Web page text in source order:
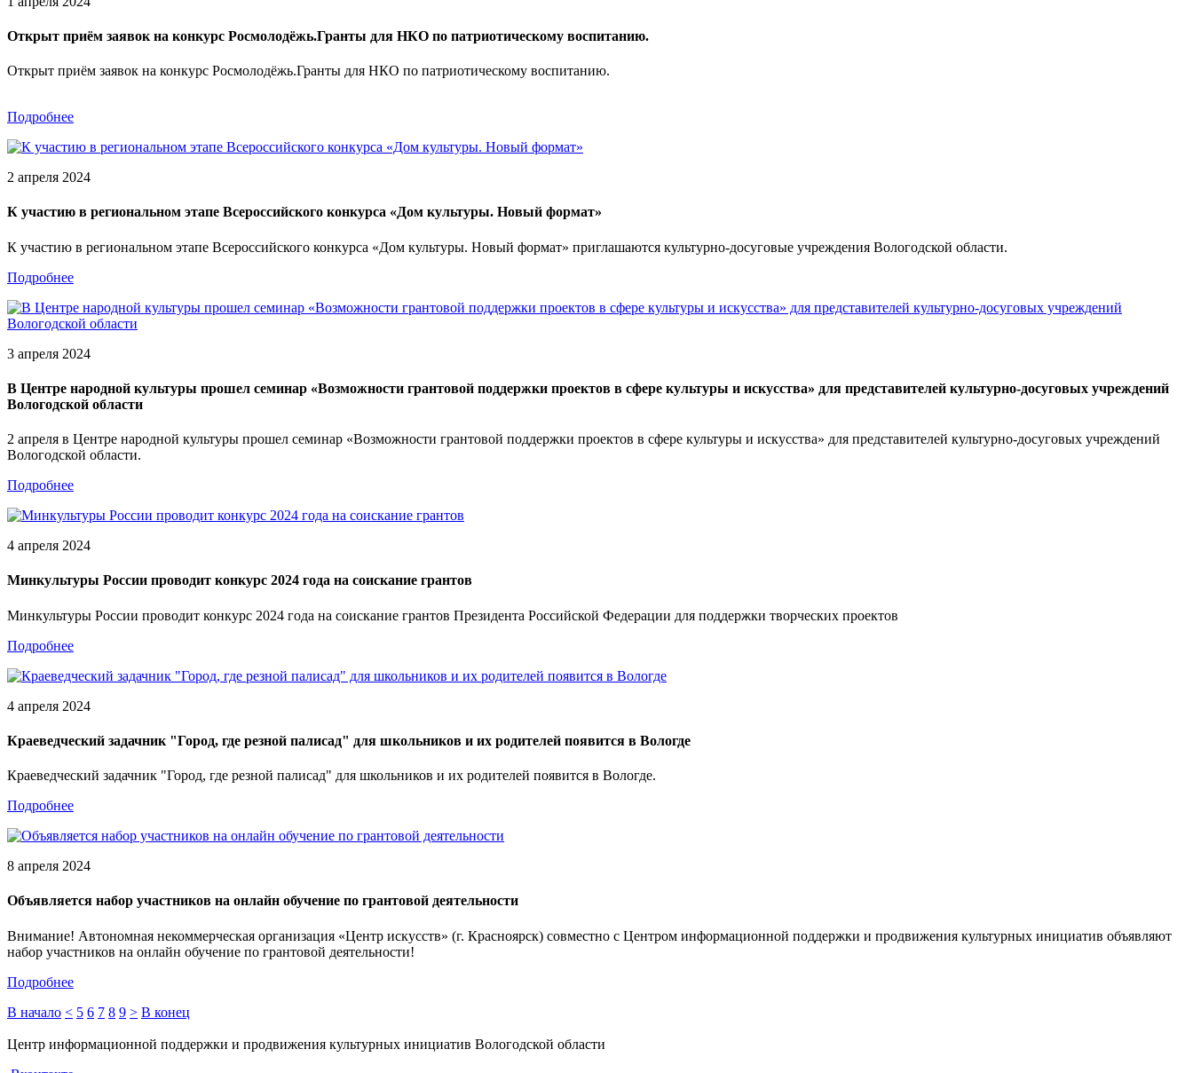
Открыт приём заявок на конкурс Росмолодёжь.Гранты для НКО по патриотическому воспитанию.
Открыт приём заявок на конкурс Росмолодёжь.Гранты для НКО по патриотическому воспитанию.
Подробнее
2 апреля 2024
К участию в региональном этапе Всероссийского конкурса «Дом культуры. Новый формат»
К участию в региональном этапе Всероссийского конкурса «Дом культуры. Новый формат» приглашаются культурно-досуговые учреждения Вологодской области.
Подробнее
3 апреля 2024
В Центре народной культуры прошел семинар «Возможности грантовой поддержки проектов в сфере культуры и искусства» для представителей культурно-досуговых учреждений
Вологодской области
2 апреля в Центре народной культуры прошел семинар «Возможности грантовой поддержки проектов в сфере культуры и искусства» для представителей культурно-досуговых учреждений
Вологодской области.
Подробнее
4 апреля 2024
Минкультуры России проводит конкурс 2024 года на соискание грантов
Минкультуры России проводит конкурс 2024 года на соискание грантов Президента Российской Федерации для поддержки творческих проектов
Подробнее
4 апреля 2024
Краеведческий задачник "Город, где резной палисад" для школьников и их родителей появится в Вологде
Краеведческий задачник "Город, где резной палисад" для школьников и их родителей появится в Вологде.
Подробнее
8 апреля 2024
Объявляется набор участников на онлайн обучение по грантовой деятельности
Внимание! Автономная некоммерческая организация «Центр искусств» (г. Красноярск) совместно с Центром информационной поддержки и продвижения культурных инициатив объявляют
набор участников на онлайн обучение по грантовой деятельности!
Подробнее
В начало < 5 6 7 8 9 > В конец
Центр информационной поддержки и продвижения культурных инициатив Вологодской области